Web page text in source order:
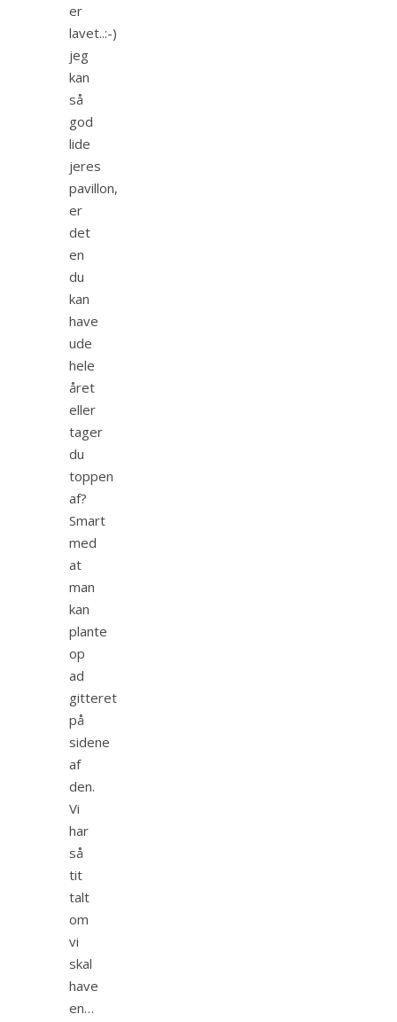
er
lavet..:-)
jeg
kan
så
god
lide
jeres
pavillon,
er
det
en
du
kan
have
ude
hele
året
eller
tager
du
toppen
af?
Smart
med
at
man
kan
plante
op
ad
gitteret
på
sidene
af
den.
Vi
har
så
tit
talt
om
vi
skal
have
en…